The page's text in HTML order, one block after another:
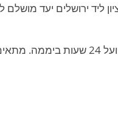
ליד ירושלים יעד מושלם
תתאפשר כניסה ללא מפגש עם הצוות, תשלום בתיבת שירות.